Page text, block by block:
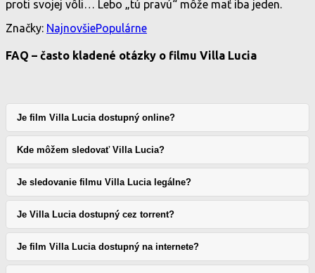
proti svojej vôli… Lebo „tú pravú“ môže mať iba jeden.
Značky: NajnovšiePopulárne
FAQ – často kladené otázky o filmu Villa Lucia
Je film Villa Lucia dostupný online?
Kde môžem sledovať Villa Lucia?
Je sledovanie filmu Villa Lucia legálne?
Je Villa Lucia dostupný cez torrent?
Je film Villa Lucia dostupný na internete?